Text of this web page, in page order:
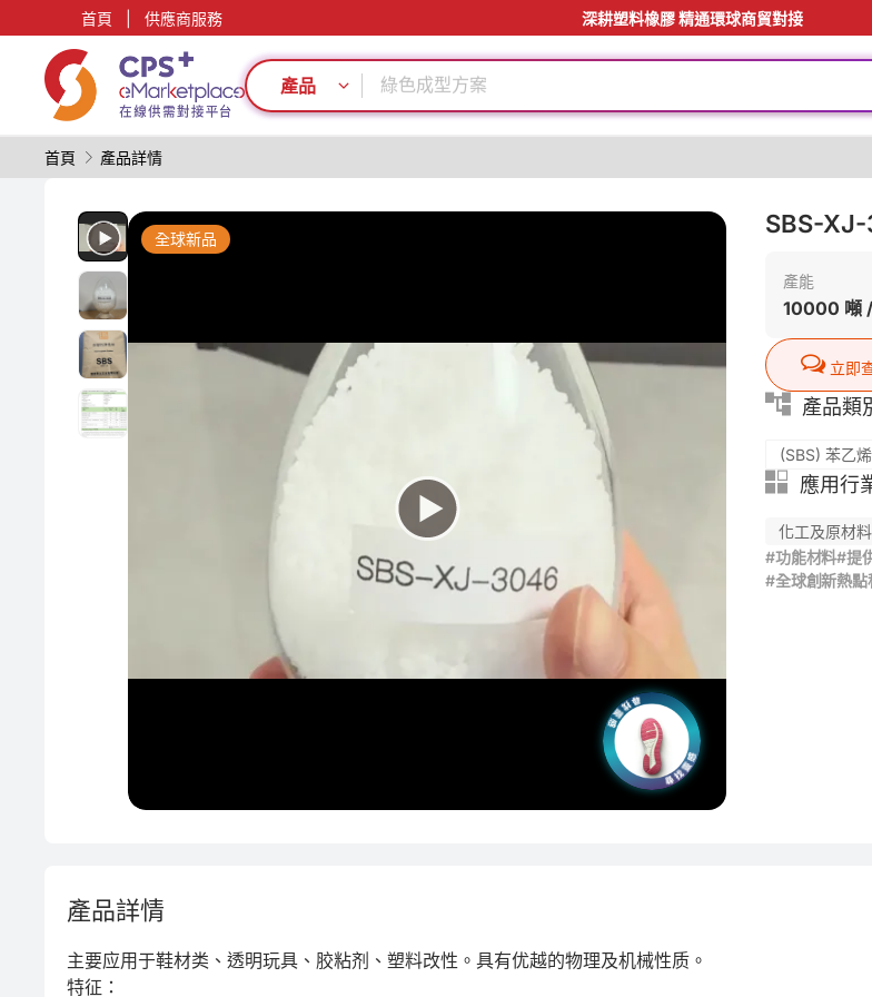
首頁 供應商服務 深耕塑料橡膠 精通環球商貿對接
產品
綠色成型方案
阻燃
PET
綠色成型方案
生物降解
PP
模具
首頁 產品詳情
全球新品
SBS-
產能
10000 噸
立即
產品類
(SBS) 苯乙
應用行
化工及原材料
#功能材料#提
#全球創新熱點
產品詳情
主要应用于鞋材类、透明玩具、胶粘剂、塑料改性。具有优越的物理及机械性质。
特征：